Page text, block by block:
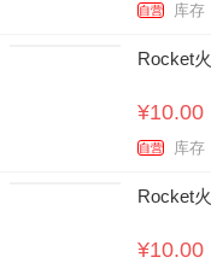
自营
Rocket
¥10.00
自营
Rocket
¥10.00